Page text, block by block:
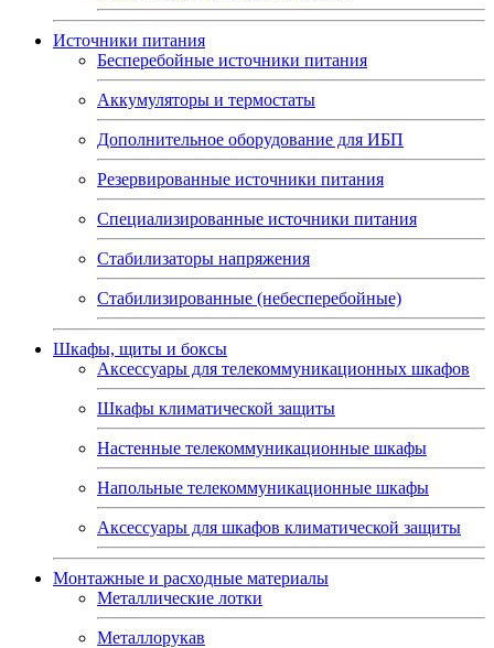
Источники питания
Бесперебойные источники питания
Аккумуляторы и термостаты
Дополнительное оборудование для ИБП
Резервированные источники питания
Специализированные источники питания
Стабилизаторы напряжения
Стабилизированные (небесперебойные)
Шкафы, щиты и боксы
Аксессуары для телекоммуникационных шкафов
Шкафы климатической защиты
Настенные телекоммуникационные шкафы
Напольные телекоммуникационные шкафы
Аксессуары для шкафов климатической защиты
Монтажные и расходные материалы
Металлические лотки
Металлорукав